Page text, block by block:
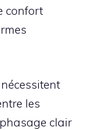
confort
les
clair